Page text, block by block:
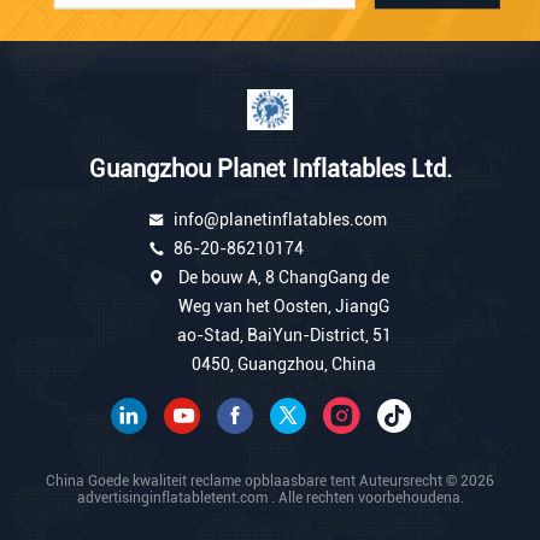
Guangzhou Planet Inflatables Ltd.
info@planetinflatables.com
86-20-86210174
De bouw A, 8 ChangGang de
Weg van het Oosten, JiangG
ao-Stad, BaiYun-District, 51
0450, Guangzhou, China
China Goede kwaliteit reclame opblaasbare tent Auteursrecht © 2026
advertisinginflatabletent.com . Alle rechten voorbehoudena.